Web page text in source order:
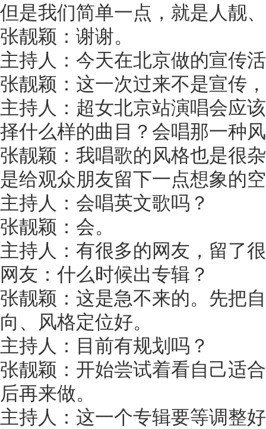
但是我们简单一点，就是人靓
张靓颖：谢谢。
主持人：今天在北京做的宣传
张靓颖：这一次过来不是宣传
主持人：超女北京站演唱会应
择什么样的曲目？会唱那一种
张靓颖：我唱歌的风格也是很
是给观众朋友留下一点想象的
主持人：会唱英文歌吗？
张靓颖：会。
主持人：有很多的网友，留了
网友：什么时候出专辑？
张靓颖：这是急不来的。先把
向、风格定位好。
主持人：目前有规划吗？
张靓颖：开始尝试着看自己适
后再来做。
主持人：这一个专辑要等调整